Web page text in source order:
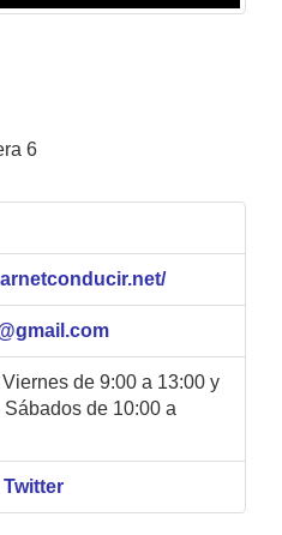
6
de 9:00 a 13:00 y
de 10:00 a
Twitter